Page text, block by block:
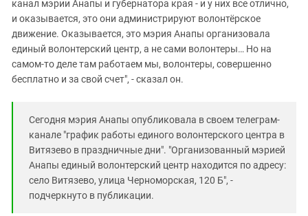
канал мэрии Анапы и губернатора края - и у них все отлично,
и оказывается, это они администрируют волонтёрское
движение. Оказывается, это мэрия Анапы организовала
единый волонтерский центр, а не сами волонтеры… Но на
самом-то деле там работаем мы, волонтеры, совершенно
бесплатно и за свой счет", - сказал он.
Сегодня мэрия Анапы опубликовала в своем телеграм-
канале "график работы единого волонтерского центра в
Витязево в праздничные дни". "Организованный мэрией
Анапы единый волонтерский центр находится по адресу:
село Витязево, улица Черноморская, 120 Б", -
подчеркнуто в публикации.